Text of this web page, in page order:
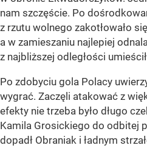
nam szczęście. Po
z rzutu wolnego zakotłowało
a w zamieszaniu najlepiej
z najbliższej odległości
Po zdobyciu gola Polacy
wygrać. Zaczęli atakować z
efekty nie trzeba było długo
Kamila Grosickiego do odbitej
dopadł Obraniak i ładnym